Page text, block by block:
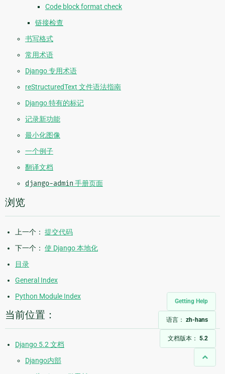
Getting Help
语言： zh-hans
文档版本： 5.2
Code block format check
链接检查
书写格式
常用术语
Django 专用术语
reStructuredText 文件语法指南
Django 特有的标记
记录新功能
最小化图像
一个例子
翻译文档
django-admin 手册页面
浏览
上一个： 提交代码
下一个： 使 Django 本地化
目录
General Index
Python Module Index
当前位置：
Django 5.2 文档
Django内部